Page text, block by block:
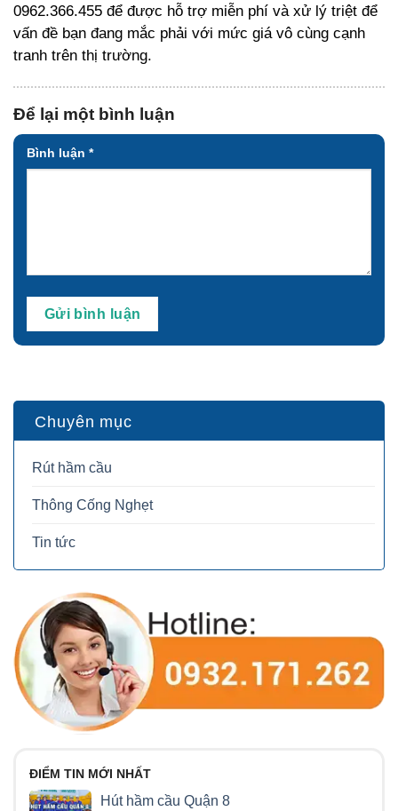
0962.366.455 để được hỗ trợ miễn phí và xử lý triệt để
vấn đề bạn đang mắc phải với mức giá vô cùng cạnh
tranh trên thị trường.
Để lại một bình luận
Bình luận *
Chuyên mục
Rút hầm cầu
Thông Cống Nghẹt
Tin tức
ĐIỂM TIN MỚI NHẤT
Hút hầm cầu Quận 8